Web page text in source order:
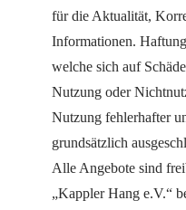
für die Aktualität,
Informationen.
welche sich auf
Nutzung oder
Nutzung fehlerhafter
grundsätzlich
Alle Angebote sind
„Kappler Hang e.V.“